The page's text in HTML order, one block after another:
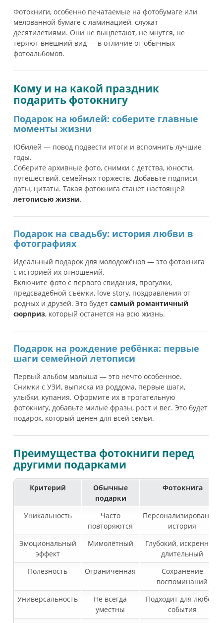
Фотокниги, особенно печатаемые на фотобумаге или
мелованной бумаге с ламинацией, служат
десятилетиями. Они не выцветают, не мнутся, не
теряют внешний вид — в отличие от обычных
фотоальбомов.
Кому и на какой праздник
подарить фотокнигу
Подарок на юбилей: соберите главные
моменты жизни
Юбилей — повод подвести итоги и вспомнить лучшие
годы.
Соберите архивные фото, снимки с детства, юности,
путешествий, семейных торжеств. Добавьте подписи,
даты, цитаты. Такая фотокнига станет настоящей
летописью жизни.
Подарок на свадьбу: история любви в
фотографиях
Идеальный подарок для молодожёнов — это фотокнига
с историей их отношений.
Включите фото с первого свидания, прогулки,
предсвадебной съёмки, love story, поздравления от
родных и друзей. Это будет самый романтичный
сюрприз, который останется на всю жизнь.
Подарок на рождение ребёнка: первые
шаги семейной летописи
Первый альбом малыша — это нечто особенное.
Снимки с УЗИ, выписка из роддома, первые шаги,
улыбки, купания. Оформите их в трогательную
фотокнигу, добавьте милые фразы, рост и вес. Это будет
подарок, который ценен для всей семьи.
Преимущества фотокниги перед
другими подарками
Критерий
Обычные
подарки
Фотокнига
Уникальность
Часто
повторяются
Персонализированная
история
Эмоциональный
эффект
Мимолётный
Глубокий, искренний,
длительный
Полезность
Ограниченная
Сохранение
воспоминаний
Универсальность
Не всегда
уместны
Подходит для любого
события